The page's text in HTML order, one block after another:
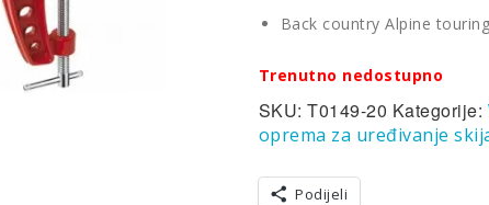
Back country Alpine
Trenutno nedostupno
SKU:T0149-20 Kategorije:
oprema za uređivanje
Podijeli